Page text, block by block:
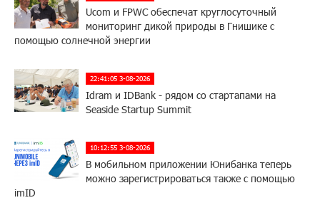
Ucom и FPWC обеспечат круглосуточный
мониторинг дикой природы в Гнишике с
помощью солнечной энергии
22:41:05 3-08-2026
Idram и IDBank - рядом со стартапами на
Seaside Startup Summit
10:12:55 3-08-2026
В мобильном приложении Юнибанка теперь
можно зарегистрироваться также с помощью
imID